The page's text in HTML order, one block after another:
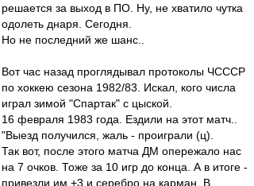
решается за выход в ПО. Ну, не хватило чутка
одолеть днаря. Сегодня.
Но не последний же шанс..
Вот час назад проглядывал протоколы ЧСССР
по хоккею сезона 1982/83. Искал, кого числа
играл зимой "Спартак" с цыской.
16 февраля 1983 года. Ездили на этот матч..
"Выезд получился, жаль - проиграли (ц).
Так вот, после этого матча ДМ опережало нас
на 7 очков. Тоже за 10 игр до конца. А в итоге -
привезли им +3 и серебро на карман. В